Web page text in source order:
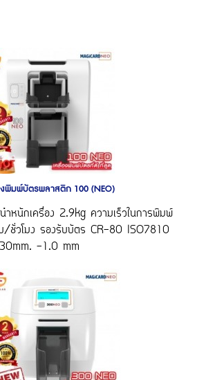
พิมพ์บัตรพลาสติก 100 (NEO)
หนักเครื่อง 2.9kg ความเร็วในการพิมพ์
ชั่วโมง รองรับบัตร CR-80 ISO7810
-1.0 mm